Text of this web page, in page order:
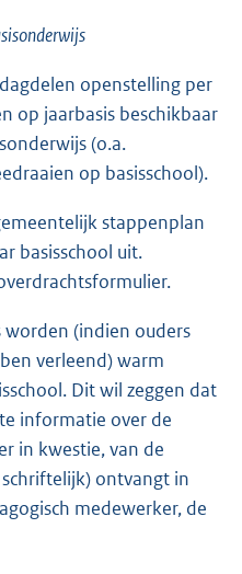
openstelling per
op jaarbasis beschikbaar
(o.a.
op basisschool).
stappenplan
basisschool uit.
(indien ouders
verleend) warm
Dit wil zeggen dat
informatie over de
in kwestie, van de
ontvangt in
medewerker, de